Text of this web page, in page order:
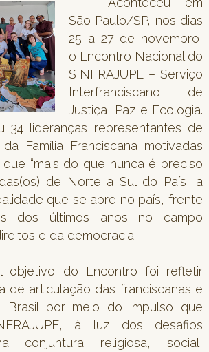
São Paulo/SP, nos dias
25 a 27 de novembro,
o Encontro Nacional do
SINFRAJUPE – Serviço
Interfranciscano de
Justiça, Paz e Ecologia.
34 lideranças representantes de
Família Franciscana motivadas
“mais do que nunca é preciso
de Norte a Sul do País, a
que se abre no país, frente
dos últimos anos no campo
e da democracia.
objetivo do Encontro foi refletir
de articulação das franciscanas e
Brasil por meio do impulso que
à luz dos desafios
conjuntura religiosa, social,